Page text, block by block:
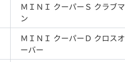
ＭＩＮＩ クーパーＳ クラブマ
ン
ＭＩＮＩ クーパーＤ クロスオ
ーバー